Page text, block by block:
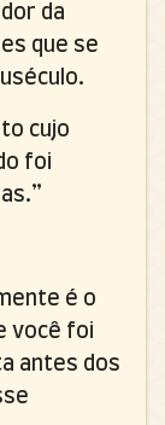
da
que se
cujo
foi
é o
você foi
antes dos